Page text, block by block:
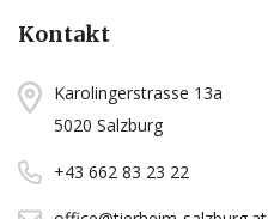
Kontakt
Karolingerstrasse 13a
5020 Salzburg
+43 662 83 23 22